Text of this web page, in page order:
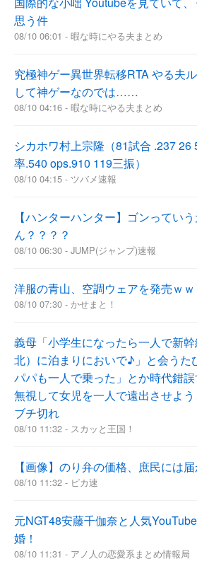
思う件
08/10 06:01 - 暇な時にやる夫まとめ
究極神ゲー異世界転移RTA やる夫
して神ゲーなのでは……
08/10 04:16 - 暇な時にやる夫まとめ
シカホワ村上宗隆（81試合 .237 26
率.540 ops.910 119三振）
08/10 04:15 - ツバメ速報
【ハンターハンター】ゴンってい
ん？？？？
08/10 06:30 - JUMP(ジャンプ)速報
洋服の青山、空調ウェアを発売ｗ
08/10 07:30 - かせまと！
義母「小学生になったら一人で新
北）に泊まりにおいで♪」と会う
パパも一人で乗った」とか時代錯
無視して女児を一人で遠出させよ
ブチ切れ
08/10 11:32 - スカッと王国！
【画像】のり弁の価格、庶民には
08/10 11:32 - ピカ速
元NGT48安藤千伽奈と人気
婚！
08/10 11:31 - アノ人の恋愛系まとめ情報局